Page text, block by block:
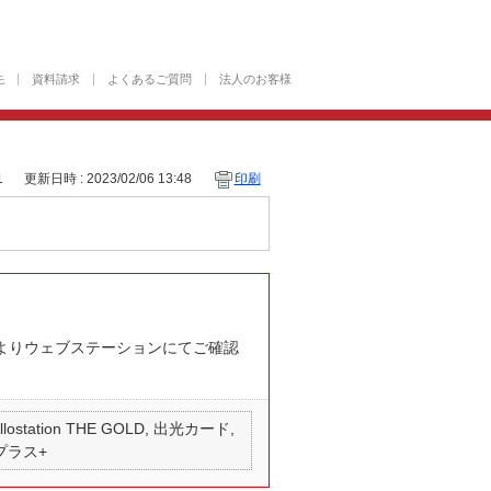
資料請求 よくあるご質問 法人のお客様
更新日時 : 2023/02/06 13:48 印刷
りウェブステーションにてご確認
THE GOLD, 出光カード,
ラス+